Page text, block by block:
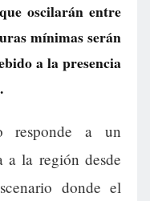
oscilarán entre
mínimas serán
a la presencia
responde a un
a la región desde
donde el